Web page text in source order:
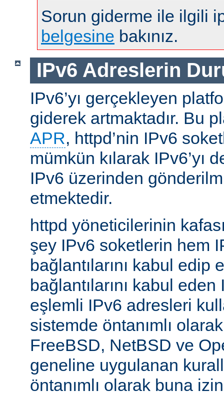
Sorun giderme ile ilgili
belgesine bakınız.
IPv6 Adreslerin
IPv6’yı gerçekleyen
giderek artmaktadır. Bu
APR, httpd’nin IPv6
mümkün kılarak IPv6’yı
IPv6 üzerinden
etmektedir.
httpd yöneticilerinin
şey IPv6 soketlerin hem
bağlantılarını kabul edip
bağlantılarını kabul
eşlemli IPv6 adresleri
sistemde öntanımlı
FreeBSD, NetBSD ve
geneline uygulanan
öntanımlı olarak buna